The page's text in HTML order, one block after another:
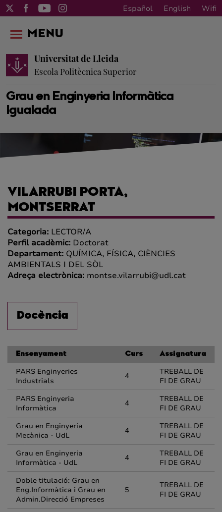
Español English Wifi
Grau en Enginyeria Informàtica
Igualada
Universitat de Lleida
Escola Politècnica Superior
MENU
VILARRUBI PORTA,
MONTSERRAT
Categoria: LECTOR/A
Perfil acadèmic: Doctorat
Departament: QUÍMICA, FÍSICA, CIÈNCIES
AMBIENTALS I DEL SÒL
Adreça electrònica: montse.vilarrubi@udl.cat
Docència
Ensenyament Curs Assignatura
PARS Enginyeries
Industrials
4
TREBALL DE
FI DE GRAU
PARS Enginyeria
Informàtica
4
TREBALL DE
FI DE GRAU
Grau en Enginyeria
Mecànica - UdL
4
TREBALL DE
FI DE GRAU
Grau en Enginyeria
Informàtica - UdL
4
TREBALL DE
FI DE GRAU
Doble titulació: Grau en
Eng.Informàtica i Grau en
Admin.Direcció Empreses
5
TREBALL DE
FI DE GRAU